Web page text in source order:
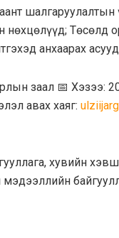
нөхцөлүүд; Төсөлд
анхаарах
заал 📅 Хэзээ:
авах хаяг:
хувийн